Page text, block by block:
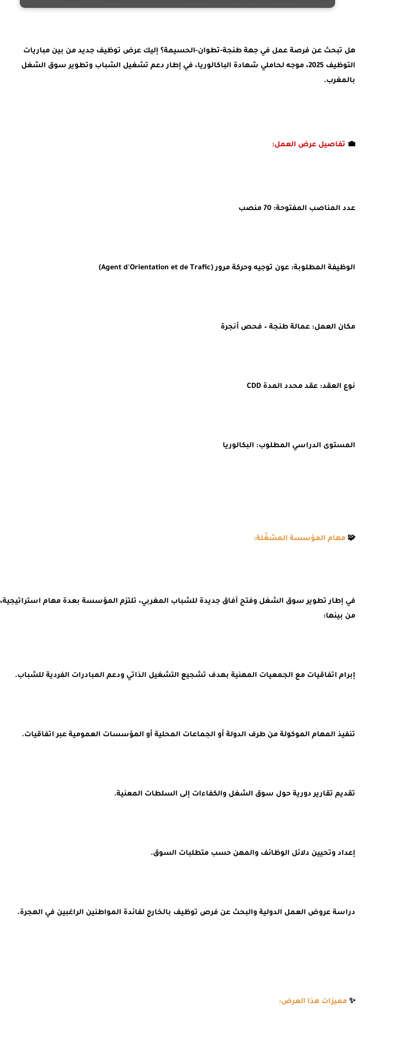
هل تبحث عن فرصة عمل في جهة طنجة-تطوان-الحسيمة؟ إليك عرض توظيف جديد من بين مباريات
التوظيف 2025، موجه لحاملي شهادة الباكالوريا، في إطار دعم تشغيل الشباب وتطوير سوق الشغل
بالمغرب.
💼 تفاصيل عرض العمل:
عدد المناصب المفتوحة: 70 منصب
الوظيفة المطلوبة: عون توجيه وحركة مرور (Agent d'Orientation et de Trafic)
مكان العمل: عمالة طنجة – فحص أنجرة
نوع العقد: عقد محدد المدة CDD
المستوى الدراسي المطلوب: البكالوريا
🧩مهام المؤسسة المشغّلة:
في إطار تطوير سوق الشغل وفتح آفاق جديدة للشباب المغربي، تلتزم المؤسسة بعدة مهام استراتيجية،
من بينها:
إبرام اتفاقيات مع الجمعيات المهنية بهدف تشجيع التشغيل الذاتي ودعم المبادرات الفردية للشباب.
تنفيذ المهام الموكولة من طرف الدولة أو الجماعات المحلية أو المؤسسات العمومية عبر اتفاقيات.
تقديم تقارير دورية حول سوق الشغل والكفاءات إلى السلطات المعنية.
إعداد وتحيين دلائل الوظائف والمهن حسب متطلبات السوق.
دراسة عروض العمل الدولية والبحث عن فرص توظيف بالخارج لفائدة المواطنين الراغبين في الهجرة.
✨مميزات هذا العرض: